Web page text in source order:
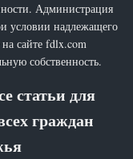
Администрация
условии надлежащего
сайте fdlx.com
собственность.
статьи для
граждан